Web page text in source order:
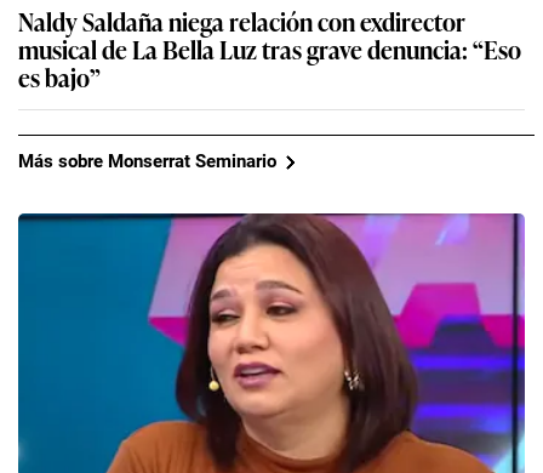
Naldy Saldaña niega relación con exdirector
musical de La Bella Luz tras grave denuncia: “Eso
es bajo”
Más sobre Monserrat Seminario